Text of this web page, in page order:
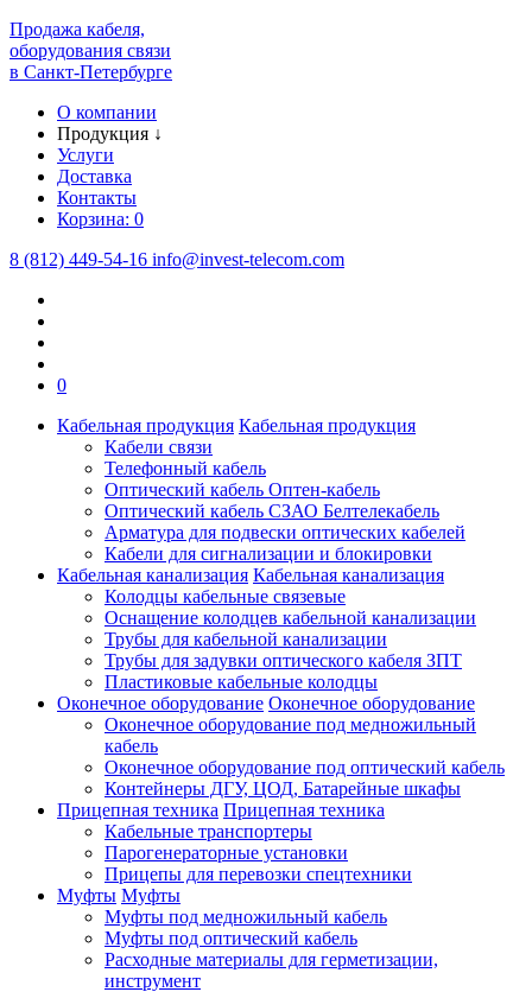
Продажа кабеля,
оборудования связи
в Санкт-Петербурге
О компании
Продукция ↓
Услуги
Доставка
Контакты
Корзина: 0
8 (812) 449-54-16 info@invest-telecom.com
0
Кабельная продукция Кабельная продукция
Кабели связи
Телефонный кабель
Оптический кабель Оптен-кабель
Оптический кабель СЗАО Белтелекабель
Арматура для подвески оптических кабелей
Кабели для сигнализации и блокировки
Кабельная канализация Кабельная канализация
Колодцы кабельные связевые
Оснащение колодцев кабельной канализации
Трубы для кабельной канализации
Трубы для задувки оптического кабеля ЗПТ
Пластиковые кабельные колодцы
Оконечное оборудование Оконечное оборудование
Оконечное оборудование под медножильный
кабель
Оконечное оборудование под оптический кабель
Контейнеры ДГУ, ЦОД, Батарейные шкафы
Прицепная техника Прицепная техника
Кабельные транспортеры
Парогенераторные установки
Прицепы для перевозки спецтехники
Муфты Муфты
Муфты под медножильный кабель
Муфты под оптический кабель
Расходные материалы для герметизации,
инструмент